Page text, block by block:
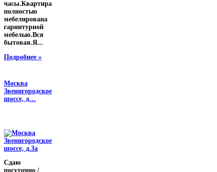
часы.Квартира
полностью
мебелирована
гарнитурной
мебелью.Вся
бытовая.Я...
Подробнее »
Москва
Звенигородское
шоссе, д…
Сдаю
посуточно /